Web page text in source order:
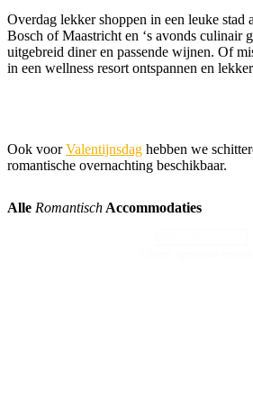
Overdag lekker shoppen in een leuke stad
Bosch of Maastricht en ‘s avonds culinair
uitgebreid diner en passende wijnen. Of
in een wellness resort ontspannen en
Ook voorValentijnsdag hebben we
romantische overnachting beschikbaar.
Alle Romantisch Accommodaties